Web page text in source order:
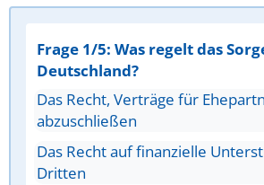
Frage 1/5: Was regelt das
Deutschland?
Das Recht, Verträge für
abzuschließen
Das Recht auf finanzielle
Dritten